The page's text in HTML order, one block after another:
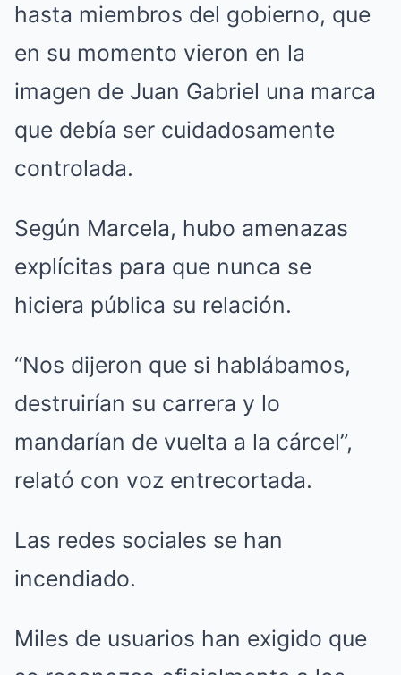
hasta miembros del gobierno, que
en su momento vieron en la
imagen de Juan Gabriel una marca
que debía ser cuidadosamente
controlada.
Según Marcela, hubo amenazas
explícitas para que nunca se
hiciera pública su relación.
“Nos dijeron que si hablábamos,
destruirían su carrera y lo
mandarían de vuelta a la cárcel”,
relató con voz entrecortada.
Las redes sociales se han
incendiado.
Miles de usuarios han exigido que